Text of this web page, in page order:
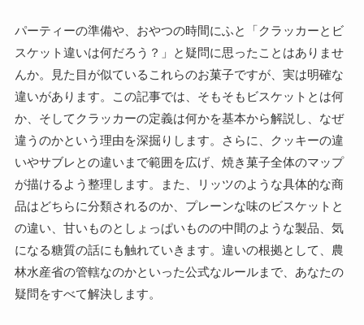
パーティーの準備や、おやつの時間にふと「クラッカーとビ
スケット違いは何だろう？」と疑問に思ったことはありませ
んか。見た目が似ているこれらのお菓子ですが、実は明確な
違いがあります。この記事では、そもそもビスケットとは何
か、そしてクラッカーの定義は何かを基本から解説し、なぜ
違うのかという理由を深掘りします。さらに、クッキーの違
いやサブレとの違いまで範囲を広げ、焼き菓子全体のマップ
が描けるよう整理します。また、リッツのような具体的な商
品はどちらに分類されるのか、プレーンな味のビスケットと
の違い、甘いものとしょっぱいものの中間のような製品、気
になる糖質の話にも触れていきます。違いの根拠として、農
林水産省の管轄なのかといった公式なルールまで、あなたの
疑問をすべて解決します。